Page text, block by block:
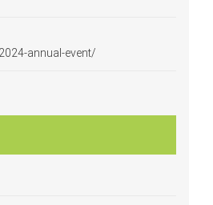
annual-event/